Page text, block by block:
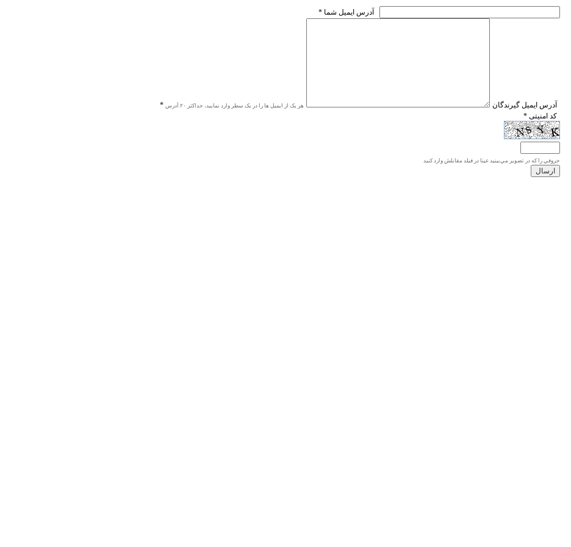
* آدرس ايميل شما
* آدرس ايميل گيرندگان هر یک از ایمیل ها را در یک سطر وارد نمایید، حداکثر ۲۰ آدرس
* کد امنیتی
حروفي را كه در تصوير مي‌بينيد عينا در فيلد مقابلش وارد كنيد